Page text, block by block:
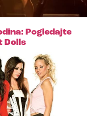
Pogledajte
Dolls